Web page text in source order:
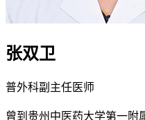
张双卫
普外科副主任医师
曾到贵州中医药大学第一附